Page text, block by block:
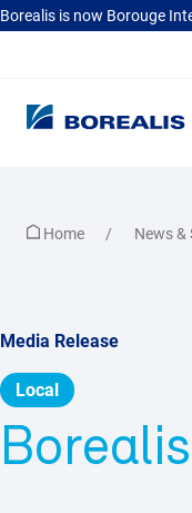
Borealis is now Borouge
Media Release
Local
Home News &